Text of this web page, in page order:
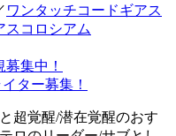
ワンタッチコードギアス
スコロシアム
集中！
ター募集！
超覚醒/潜在覚醒のおす